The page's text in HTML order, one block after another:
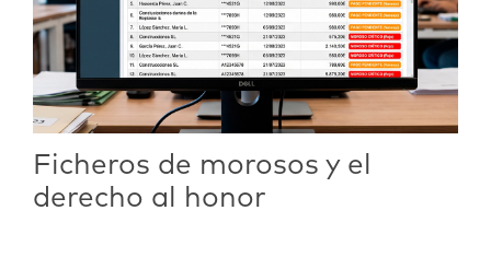
Ficheros de morosos y el
derecho al honor